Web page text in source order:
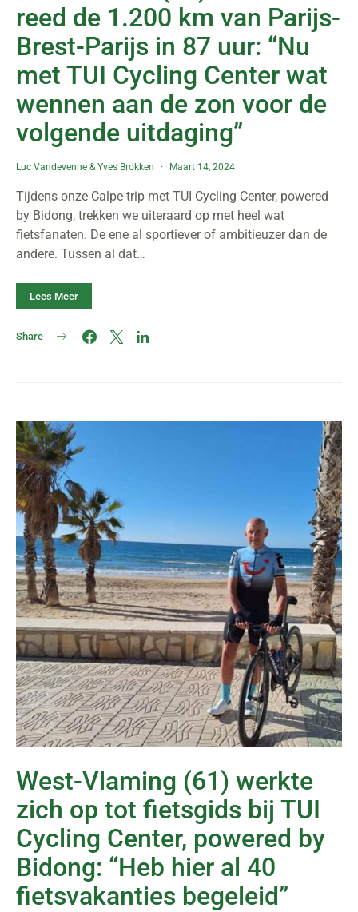
reed de 1.200 km van Parijs-
Brest-Parijs in 87 uur: “Nu
met TUI Cycling Center wat
wennen aan de zon voor de
volgende uitdaging”
Luc Vandevenne &Yves Brokken Maart 14, 2024
Tijdens onze Calpe-trip met TUI Cycling Center, powered
by Bidong, trekken we uiteraard op met heel wat
fietsfanaten. De ene al sportiever of ambitieuzer dan de
andere. Tussen al dat…
Lees Meer
Share
West-Vlaming (61) werkte
zich op tot fietsgids bij TUI
Cycling Center, powered by
Bidong: “Heb hier al 40
fietsvakanties begeleid”